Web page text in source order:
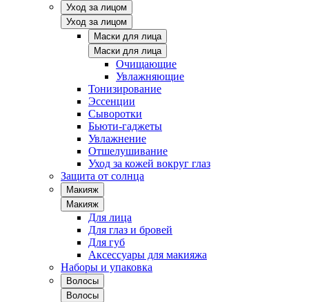
Уход за лицом
Уход за лицом
Маски для лица
Маски для лица
Очищающие
Увлажняющие
Тонизирование
Эссенции
Сыворотки
Бьюти-гаджеты
Увлажнение
Отшелушивание
Уход за кожей вокруг глаз
Защита от солнца
Макияж
Макияж
Для лица
Для глаз и бровей
Для губ
Аксессуары для макияжа
Наборы и упаковка
Волосы
Волосы